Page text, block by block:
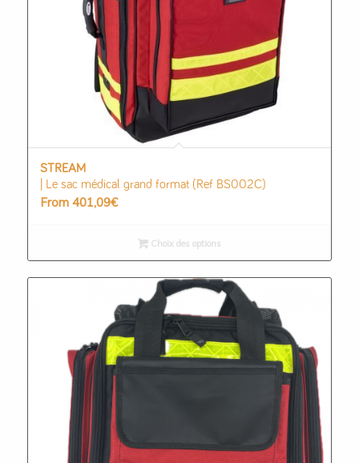
STREAM
| Le sac médical grand format (Ref BS002C)
From 401,09€
Choix des options